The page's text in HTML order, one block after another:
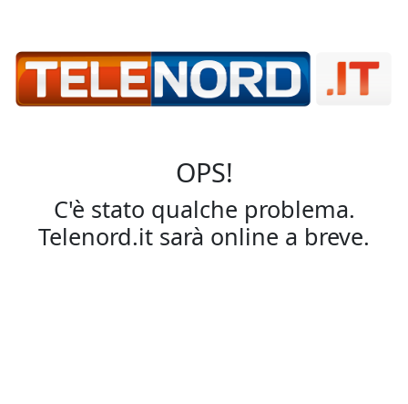
OPS!
C'è stato qualche problema.
Telenord.it sarà online a breve.